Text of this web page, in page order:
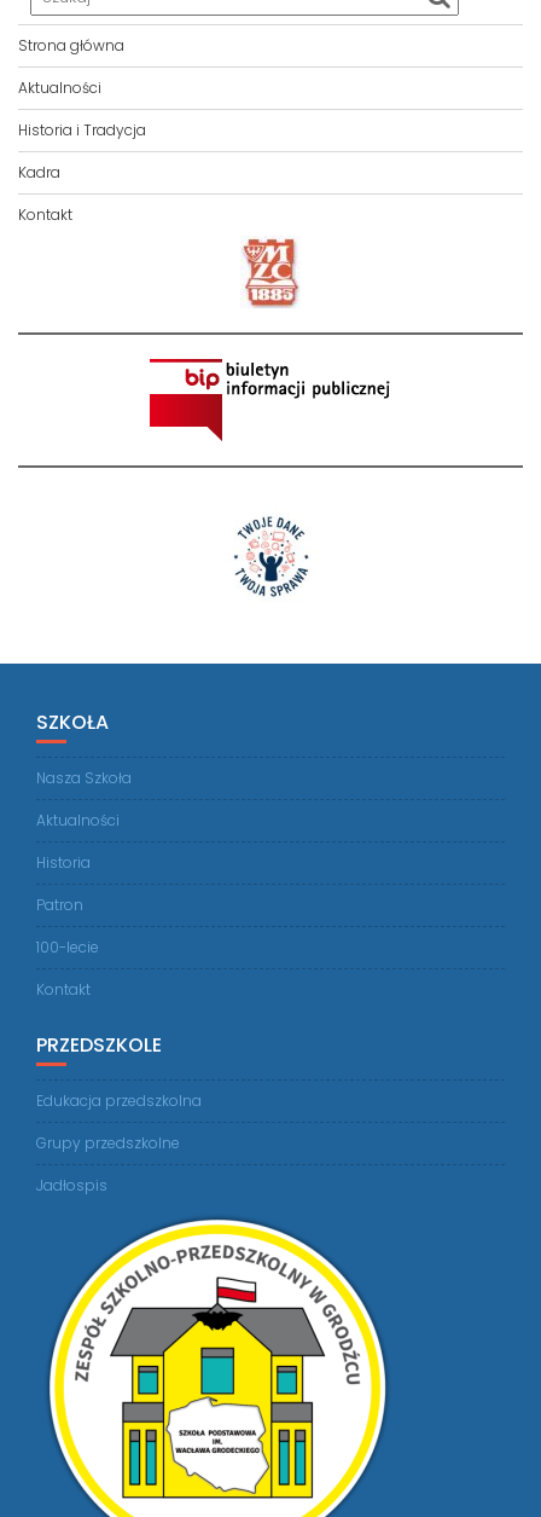
Strona główna
Aktualności
Historia i Tradycja
Kadra
Kontakt
SZKOŁA
Nasza Szkoła
Aktualności
Historia
Patron
100-lecie
Kontakt
PRZEDSZKOLE
Edukacja przedszkolna
Grupy przedszkolne
Jadłospis